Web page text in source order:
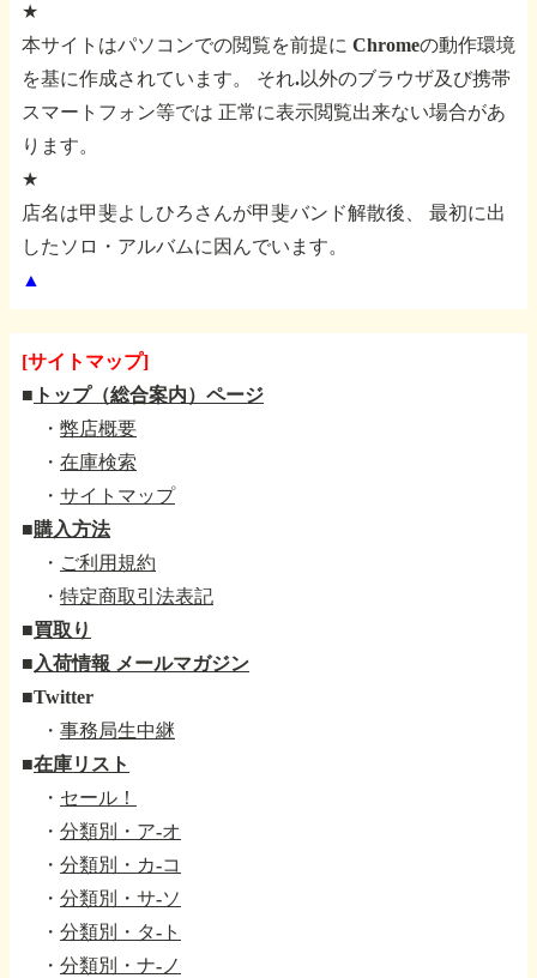
★
本サイトはパソコンでの閲覧を前提に Chromeの動作環境
を基に作成されています。
それ.以外のブラウザ及び携帯
スマートフォン等では 正常に表示閲覧出来ない場合があ
ります。
★
店名は甲斐よしひろさんが甲斐バンド解散後、
最初に出
したソロ・アルバムに因んでいます。
▲
[サイトマップ]
■ トップ（総合案内）ページ
・ 弊店概要
・ 在庫検索
・ サイトマップ
■購入方法
・ ご利用規約
・ 特定商取引法表記
■買取り
■ 入荷情報 メールマガジン
■Twitter
・ 事務局生中継
■在庫リスト
・ セール！
・ 分類別・ア-オ
・ 分類別・カ-コ
・ 分類別・サ-ソ
・ 分類別・タ-ト
・ 分類別・ナ-ノ